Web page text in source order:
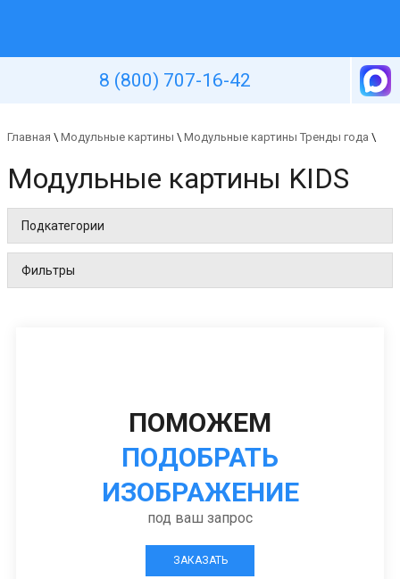
8 (800) 707-16-42
Главная \ Модульные картины \ Модульные картины Тренды года \
Модульные картины KIDS
Подкатегории
Фильтры
ПОМОЖЕМ
ПОДОБРАТЬ
ИЗОБРАЖЕНИЕ
под ваш запрос
ЗАКАЗАТЬ